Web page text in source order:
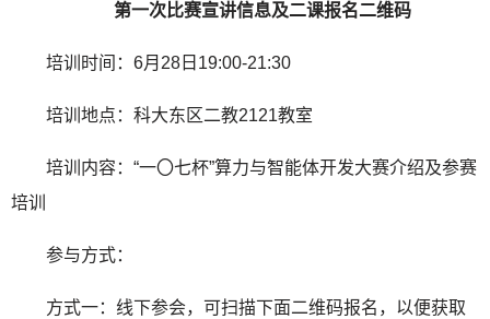
第一次比赛宣讲信息及二课报名二维码
培训时间： 6月 28 日 19:00-21:30
培训地点：科大东区二教2121教室
培训内容：“一〇七杯”算力与智能体开发大赛介绍及参赛
培训
参与方式：
方式一：线下参会，可扫描下面二维码报名，以便获取